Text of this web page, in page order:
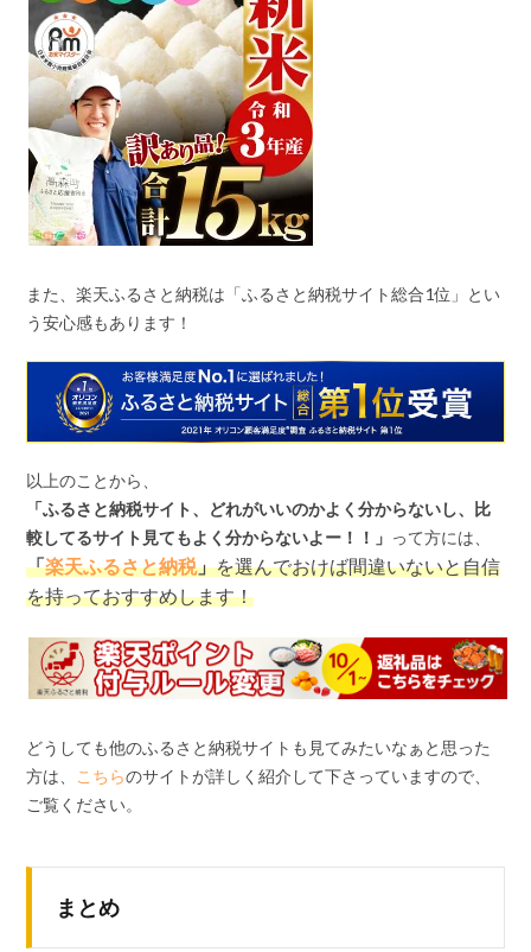
また、楽天ふるさと納税は「ふるさと納税サイト総合1位」とい
う安心感もあります！
以上のことから、
「ふるさと納税サイト、どれがいいのかよく分からないし、比
較してるサイト見てもよく分からないよー！！」 って方には、
「楽天ふるさと納税」を選んでおけば間違いないと自信
を持っておすすめします！
どうしても他のふるさと納税サイトも見てみたいなぁと思った
方は、 こちらのサイトが詳しく紹介して下さっていますので、
ご覧ください。
まとめ